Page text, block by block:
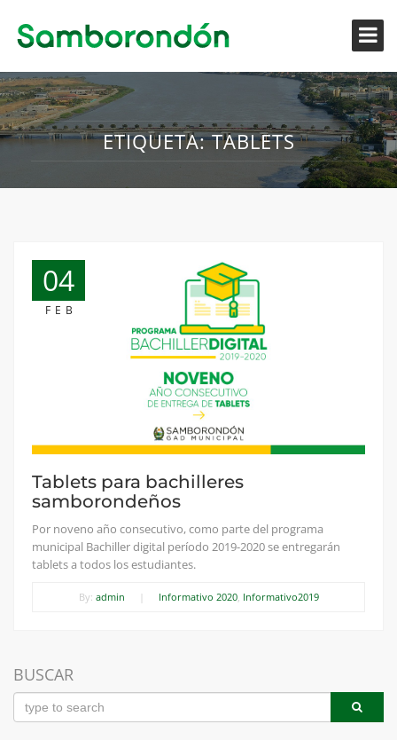
ETIQUETA:TABLETS
04
FEB
Tablets para bachilleres
samborondeños
Por noveno año consecutivo, como parte del programa
municipal Bachiller digital período 2019-2020 se entregarán
tablets a todos los estudiantes.
By: admin Informativo 2020, Informativo2019
BUSCAR